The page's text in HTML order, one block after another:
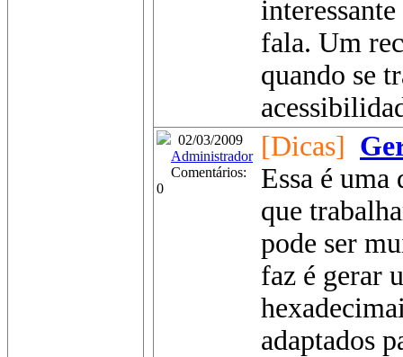
fala. Um
quando se
02/03/2009
Administrador
Comentários:
0
[Dicas]
Essa é uma
que
pode ser
faz é gerar
adaptados